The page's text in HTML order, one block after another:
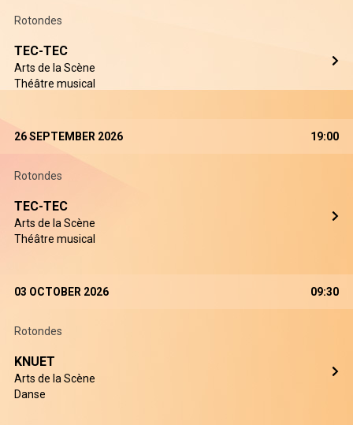
Rotondes
TEC-TEC
Arts de la Scène
Théâtre musical
26 SEPTEMBER 2026 19:00
Rotondes
TEC-TEC
Arts de la Scène
Théâtre musical
03 OCTOBER 2026 09:30
Rotondes
KNUET
Arts de la Scène
Danse